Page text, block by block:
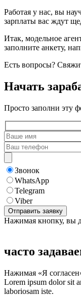
Работая у нас, вы
зарплаты вас ждут
Итак, модельное
заполните анкету,
Есть вопросы?
Начать
Просто заполни эту
Звонок
WhatsApp
Telegram
Viber
Нажимая кнопку, вы
часто
Нажимая «Я
Lorem ipsum dolor sit
laboriosam iste.